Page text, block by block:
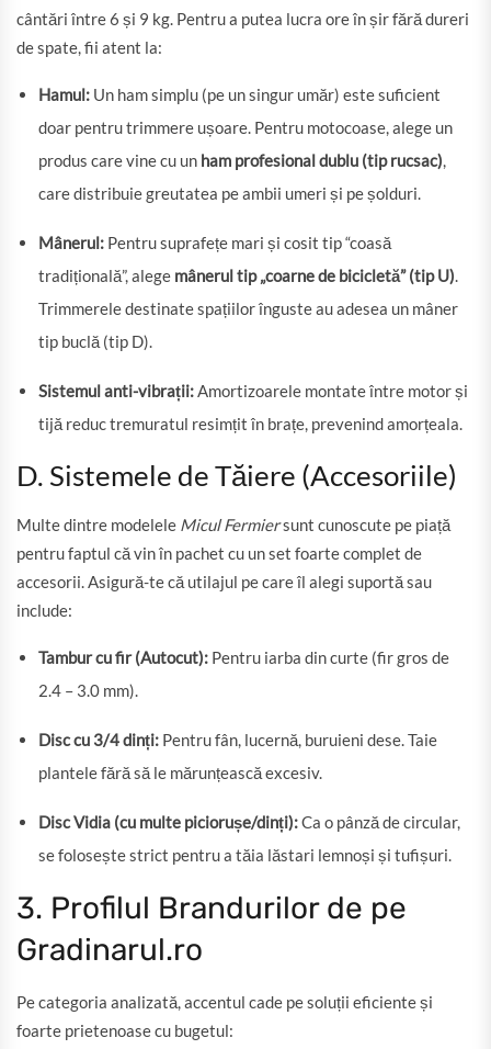
cântări între 6 și 9 kg. Pentru a putea lucra ore în șir fără dureri
de spate, fii atent la:
Hamul: Un ham simplu (pe un singur umăr) este suficient
doar pentru trimmere ușoare. Pentru motocoase, alege un
produs care vine cu un ham profesional dublu (tip rucsac),
care distribuie greutatea pe ambii umeri și pe șolduri.
Mânerul: Pentru suprafețe mari și cosit tip “coasă
tradițională”, alege mânerul tip „coarne de bicicletă” (tip U).
Trimmerele destinate spațiilor înguste au adesea un mâner
tip buclă (tip D).
Sistemul anti-vibrații:Amortizoarele montate între motor și
tijă reduc tremuratul resimțit în brațe, prevenind amorțeala.
D. Sistemele de Tăiere (Accesoriile)
Multe dintre modelele Micul Fermiersunt cunoscute pe piață
pentru faptul că vin în pachet cu un set foarte complet de
accesorii. Asigură-te că utilajul pe care îl alegi suportă sau
include:
Tambur cu fir (Autocut): Pentru iarba din curte (fir gros de
2.4 – 3.0 mm).
Disc cu 3/4 dinți: Pentru fân, lucernă, buruieni dese. Taie
plantele fără să le mărunțească excesiv.
Disc Vidia (cu multe piciorușe/dinți):Ca o pânză de circular,
se folosește strict pentru a tăia lăstari lemnoși și tufișuri.
3. Profilul Brandurilor de pe
Gradinarul.ro
Pe categoria analizată, accentul cade pe soluții eficiente și
foarte prietenoase cu bugetul: